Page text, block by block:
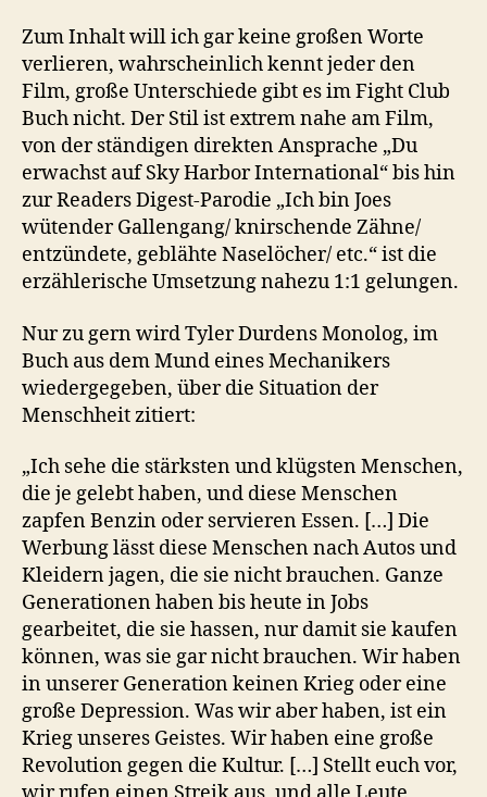
Zum Inhalt will ich gar keine großen Worte
verlieren, wahrscheinlich kennt jeder den
Film, große Unterschiede gibt es im Fight Club
Buch nicht. Der Stil ist extrem nahe am Film,
von der ständigen direkten Ansprache „Du
erwachst auf Sky Harbor International“ bis hin
zur Readers Digest-Parodie „Ich bin Joes
wütender Gallengang/ knirschende Zähne/
entzündete, geblähte Naselöcher/ etc.“ ist die
erzählerische Umsetzung nahezu 1:1 gelungen.
Nur zu gern wird Tyler Durdens Monolog, im
Buch aus dem Mund eines Mechanikers
wiedergegeben, über die Situation der
Menschheit zitiert:
„Ich sehe die stärksten und klügsten Menschen,
die je gelebt haben, und diese Menschen
zapfen Benzin oder servieren Essen. […] Die
Werbung lässt diese Menschen nach Autos und
Kleidern jagen, die sie nicht brauchen. Ganze
Generationen haben bis heute in Jobs
gearbeitet, die sie hassen, nur damit sie kaufen
können, was sie gar nicht brauchen. Wir haben
in unserer Generation keinen Krieg oder eine
große Depression. Was wir aber haben, ist ein
Krieg unseres Geistes. Wir haben eine große
Revolution gegen die Kultur. […] Stellt euch vor,